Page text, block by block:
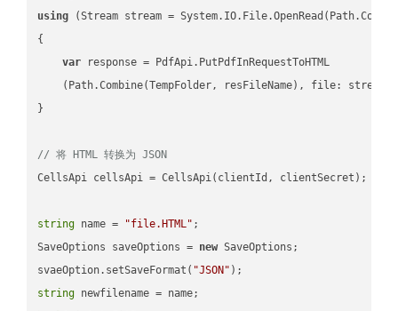
using (Stream stream =
{
var response = PdfApi.PutPdfInRequestToHTML
    (Path.Combine(TempFolder, resFileName), file: stream);
}
// 将 HTML 转换为 JSON
CellsApi cellsApi = CellsApi(clientId, clientSecret);
string name = "file.HTML" ;
SaveOptions saveOptions = new SaveOptions;
svaeOption.setSaveFormat( "JSON"
string